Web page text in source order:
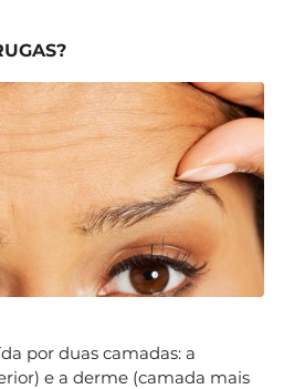
por duas camadas: a
e a derme (camada mais